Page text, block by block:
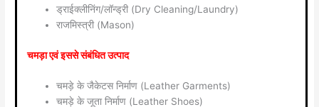
ड्राईक्लीनिंग/लॉन्ड्री (Dry Cleaning/Laundry)
राजमिस्त्री (Mason)
चमड़ा एवं इससे संबंधित उत्पाद
चमड़े के जैकेटस निर्माण (Leather Garments)
चमड़े के जूता निर्माण (Leather Shoes)